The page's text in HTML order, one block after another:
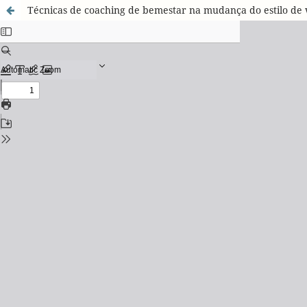
Técnicas de coaching de bemestar na mudança do estilo